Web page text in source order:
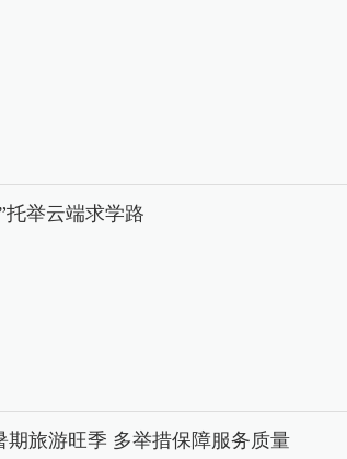
托举云端求学路
期旅游旺季 多举措保障服务质量